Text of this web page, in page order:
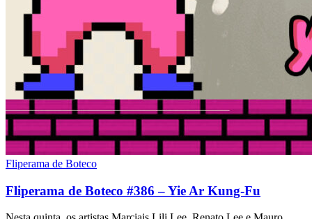
Fliperama de Boteco
Fliperama de Boteco #386 – Yie Ar Kung-Fu